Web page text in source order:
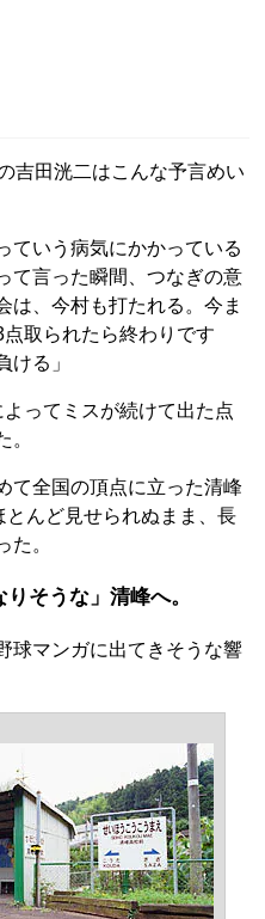
吉田洸二はこんな予言めい
ていう病気にかかっている
て言った瞬間、つなぎの意
は、今村も打たれる。今ま
取られたら終わりです
ける」
ってミスが続けて出た点
。
全国の頂点に立った清峰
んど見せられぬまま、長
た。
そうな」清峰へ。
球マンガに出てきそうな響